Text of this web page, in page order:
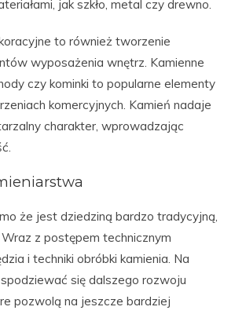
jak szkło, metal czy drewno.
to również tworzenie
wyposażenia wnętrz. Kamienne
czy kominki to popularne elementy
komercyjnych. Kamień nadaje
charakter, wprowadzając
że jest dziedziną bardzo tradycyjną,
z postępem technicznym
i techniki obróbki kamienia. Na
się dalszego rozwoju
pozwolą na jeszcze bardziej